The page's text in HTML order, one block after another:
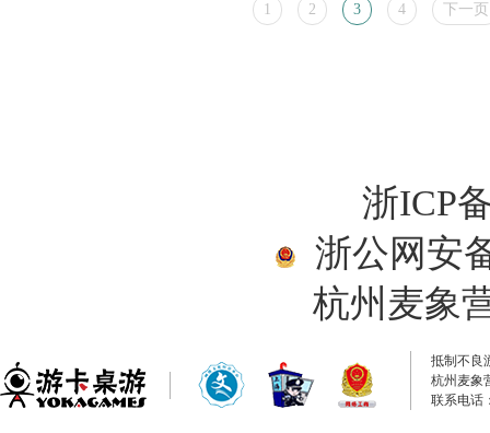
1 2 3 4 下一页
浙ICP
浙公网安
杭州麦象
抵制不良
杭州麦象
联系电话